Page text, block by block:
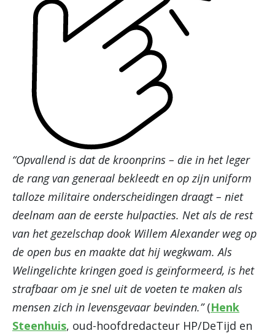
“Opvallend is dat de kroonprins – die in het leger
de rang van generaal bekleedt en op zijn uniform
talloze militaire onderscheidingen draagt – niet
deelnam aan de eerste hulpacties. Net als de rest
van het gezelschap dook Willem Alexander weg op
de open bus en maakte dat hij wegkwam. Als
Welingelichte kringen goed is geïnformeerd, is het
strafbaar om je snel uit de voeten te maken als
mensen zich in levensgevaar bevinden.”(Henk
Steenhuis, oud-hoofdredacteur HP/DeTijd en